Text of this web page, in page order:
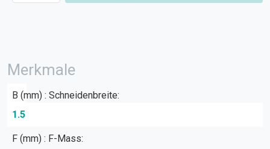
Merkmale
B (mm) : Schneidenbreite:
1.5
F (mm) : F-Mass: